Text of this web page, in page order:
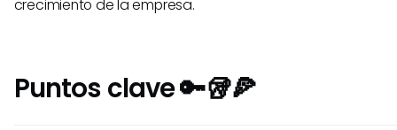
crecimiento de la empresa.
Puntos clave 🔑🥡🍕